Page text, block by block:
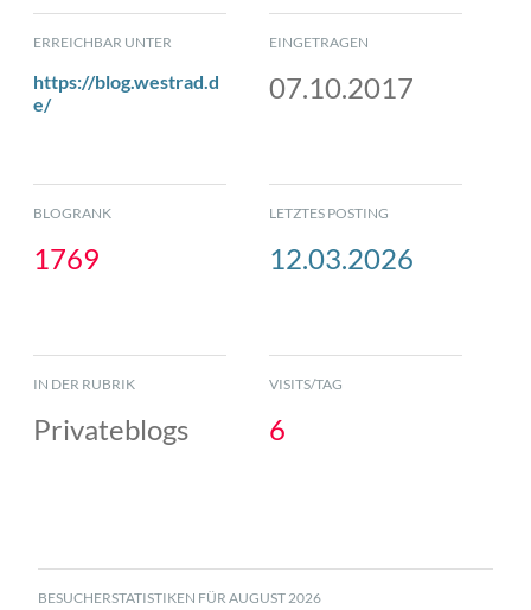
ERREICHBAR UNTER
https://blog.westrad.d
e/
EINGETRAGEN
07.10.2017
BLOGRANK
1769
LETZTES POSTING
12.03.2026
IN DER RUBRIK
Privateblogs
VISITS/TAG
6
BESUCHERSTATISTIKEN FÜR AUGUST 2026